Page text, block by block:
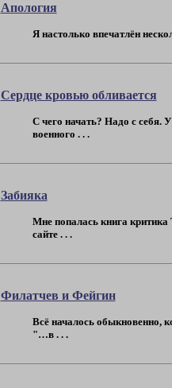
Апология
Я настолько впечатлён
Сердце кровью обливается
С чего начать? Надо с себя.
военного . . .
Забияка
Мне попалась книга
сайте . . .
Филатчев и Фейгин
Всё началось обыкновенно,
"…в . . .